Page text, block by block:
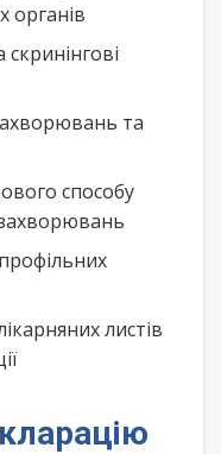
органів
та
способу
листів